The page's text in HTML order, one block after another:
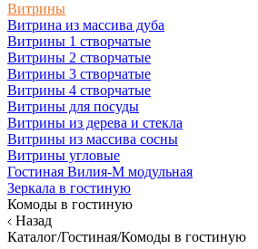
Витрины
Витрина из массива дуба
Витрины 1 створчатые
Витрины 2 створчатые
Витрины 3 створчатые
Витрины 4 створчатые
Витрины для посуды
Витрины из дерева и стекла
Витрины из массива сосны
Витрины угловые
Гостиная Вилия-М модульная
Зеркала в гостиную
Комоды в гостиную
Назад
Каталог/Гостиная/Комоды в гостиную